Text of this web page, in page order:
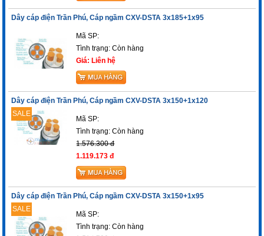
Dây cáp điện Trần Phú, Cáp ngầm CXV-DSTA 3x185+1x95
Mã SP:
Tình trạng:Còn hàng
Giá: Liên hệ
Dây cáp điện Trần Phú, Cáp ngầm CXV-DSTA 3x150+1x120
SALE
Mã SP:
Tình trạng:Còn hàng
1.576.300 đ
1.119.173 đ
Dây cáp điện Trần Phú, Cáp ngầm CXV-DSTA 3x150+1x95
SALE
Mã SP:
Tình trạng:Còn hàng